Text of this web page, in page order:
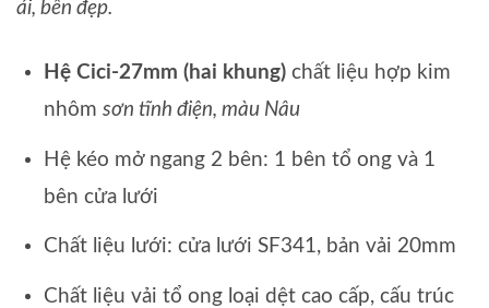
ái, bền đẹp.
Hệ Cici-27mm (hai khung)chất liệu hợp kim
nhôm sơn tĩnh điện, màu Nâu
Hệ kéo mở ngang 2 bên: 1 bên tổ ong và 1
bên cửa lưới
Chất liệu lưới: cửa lưới SF341, bản vải 20mm
Chất liệu vải tổ ong loại dệt cao cấp, cấu trúc